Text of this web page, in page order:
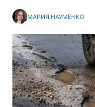
МАРИЯ НАУМЕНКО